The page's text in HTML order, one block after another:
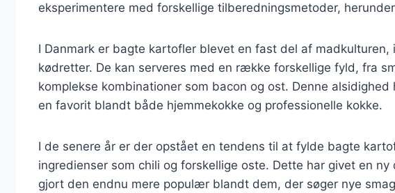
eksperimentere med forskellige tilberedningsmetoder,
I Danmark er bagte kartofler blevet en fast del af
kødretter. De kan serveres med en række forskellige fyld, fra
komplekse kombinationer som bacon og ost. Denne
en favorit blandt både hjemmekokke og professionelle kokke.
I de senere år er der opstået en tendens til at fylde bagte
ingredienser som chili og forskellige oste. Dette har givet en
gjort den endnu mere populær blandt dem, der søger nye